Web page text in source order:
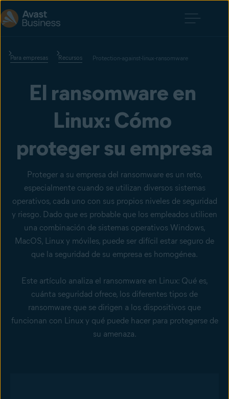
Para empresas Recursos Protection-against-linux-ransomware
El ransomware en
Linux: Cómo
proteger su empresa
Proteger a su empresa del ransomware es un reto,
especialmente cuando se utilizan diversos sistemas
operativos, cada uno con sus propios niveles de seguridad
y riesgo. Dado que es probable que los empleados utilicen
una combinación de sistemas operativos Windows,
MacOS, Linux y móviles, puede ser difícil estar seguro de
que la seguridad de su empresa es homogénea.
Este artículo analiza el ransomware en Linux: Qué es,
cuánta seguridad ofrece, los diferentes tipos de
ransomware que se dirigen a los dispositivos que
funcionan con Linux y qué puede hacer para protegerse de
su amenaza.